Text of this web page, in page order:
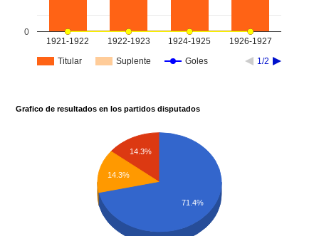
Titular Suplente Goles 1/2
1921-1922 1922-1923 1924-1925 1926-1927
0
Grafico de resultados en los partidos disputados
14.3%
14.3%
71.4%